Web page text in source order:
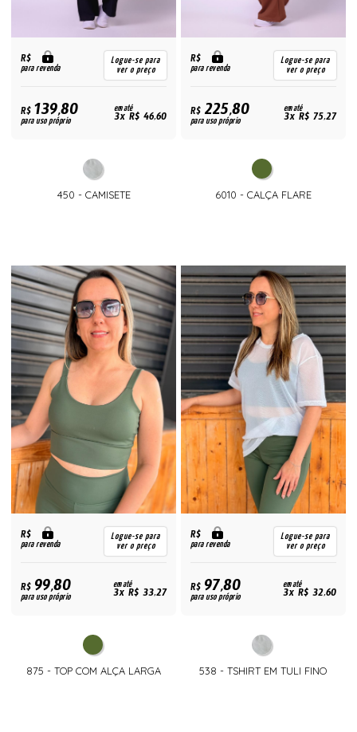
R$
para revenda
Logue-se para
ver o preço
R$139,80
para uso próprio
em até
3x R$ 46,60
450 - CAMISETE
R$
para revenda
Logue-se para
ver o preço
R$225,80
para uso próprio
em até
3x R$ 75,27
6010 - CALÇA FLARE
R$
para revenda
Logue-se para
ver o preço
R$99,80
para uso próprio
em até
3x R$ 33,27
875 - TOP COM ALÇA LARGA
R$
para revenda
Logue-se para
ver o preço
R$97,80
para uso próprio
em até
3x R$ 32,60
538 - TSHIRT EM TULI FINO